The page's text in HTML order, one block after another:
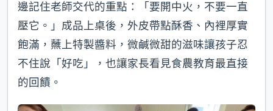
邊記住老師交代的重點：「要開中火，不要一直
壓它。」成品上桌後，外皮帶點酥香、內裡厚實
飽滿，蘸上特製醬料，微鹹微甜的滋味讓孩子忍
不住說「好吃」，也讓家長看見食農教育最直接
的回饋。